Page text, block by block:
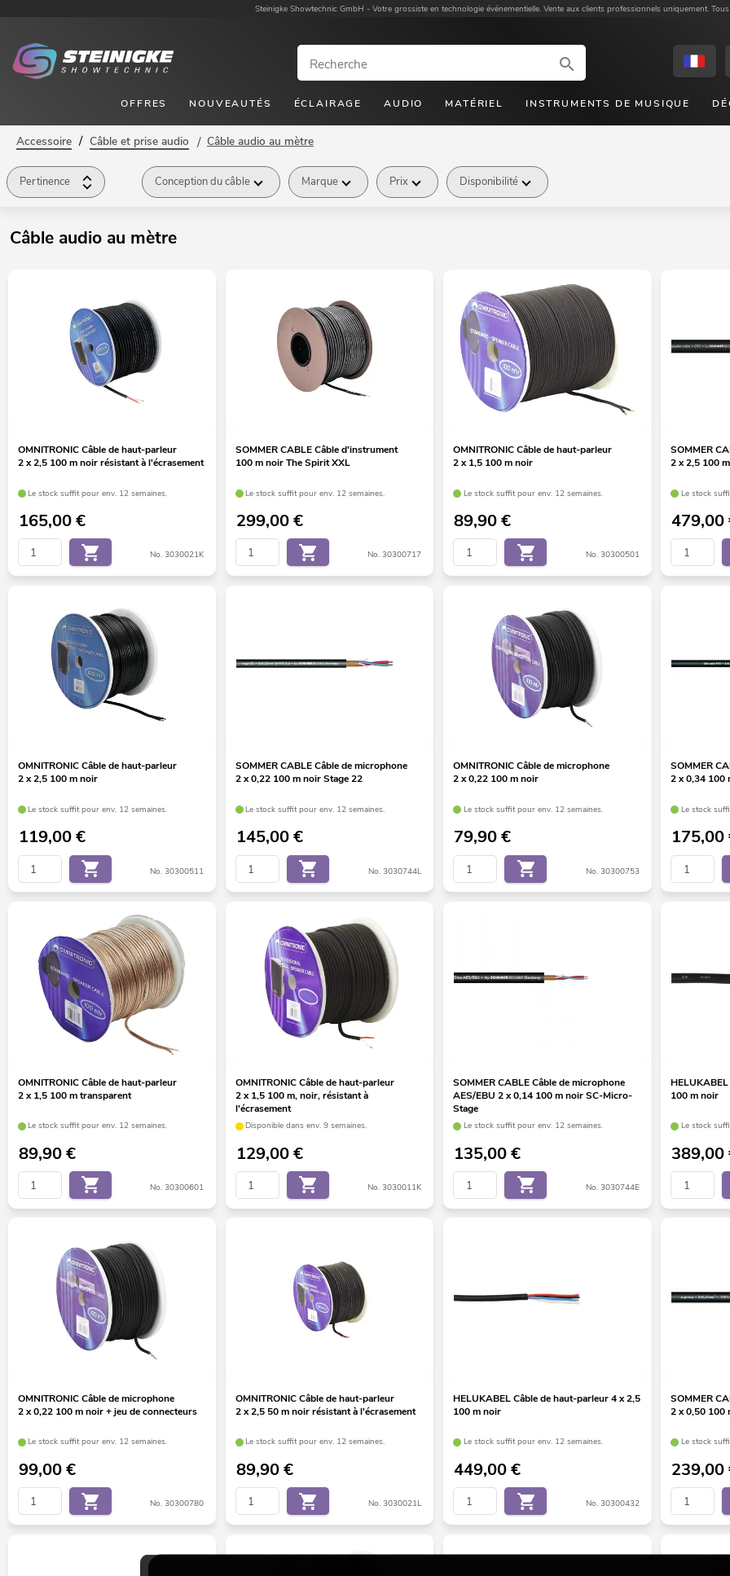
Steinigke Showtechnic GmbH - Votre grossiste en technologie événementielle. Vente aux clients professionnels uniquement.
OFFRES NOUVEAUTÉS ÉCLAIRAGE AUDIO MATÉRIEL INSTRUMENTS DE MUSIQUE
Accessoire / Câble et prise audio / Câble audio au mètre
Pertinence Conception du câble Marque Prix Disponibilité
Câble audio au mètre
OMNITRONIC Câble de haut-parleur
2 x 2,5 100 m noir résistant à l'écrasement
Le stock suffit pour env. 12 semaines.
165,00€
No. 3030021K
SOMMER CABLE Câble d'instrument
100 m noir The Spirit XXL
Le stock suffit pour env. 12 semaines.
299,00€
No. 30300717
OMNITRONIC Câble de haut-parleur
2 x 1,5 100 m noir
Le stock suffit pour env. 12 semaines.
89,90€
No. 30300501
SOMMER
2 x 2,5 100
Le stock
479,00
OMNITRONIC Câble de haut-parleur
2 x 2,5 100 m noir
Le stock suffit pour env. 12 semaines.
119,00€
No. 30300511
SOMMER CABLE Câble de microphone
2 x 0,22 100 m noir Stage 22
Le stock suffit pour env. 12 semaines.
145,00€
No. 3030744L
OMNITRONIC Câble de microphone
2 x 0,22 100 m noir
Le stock suffit pour env. 12 semaines.
79,90€
No. 30300753
SOMMER
2 x 0,34 100
Le stock
175,00
OMNITRONIC Câble de haut-parleur
2 x 1,5 100 m transparent
Le stock suffit pour env. 12 semaines.
89,90€
No. 30300601
OMNITRONIC Câble de haut-parleur
2 x 1,5 100 m, noir, résistant à
l'écrasement
Disponible dans env. 9 semaines.
129,00€
No. 3030011K
SOMMER CABLE Câble de microphone
AES/EBU 2 x 0,14 100 m noir SC-Micro-
Stage
Le stock suffit pour env. 12 semaines.
135,00€
No. 3030744E
100 m noir
Le stock
389,00
OMNITRONIC Câble de microphone
2 x 0,22 100 m noir + jeu de connecteurs
Le stock suffit pour env. 12 semaines.
99,00€
No. 30300780
OMNITRONIC Câble de haut-parleur
2 x 2,5 50 m noir résistant à l'écrasement
Le stock suffit pour env. 12 semaines.
89,90€
No. 3030021L
HELUKABEL Câble de haut-parleur 4 x 2,5
100 m noir
Le stock suffit pour env. 12 semaines.
449,00€
No. 30300432
SOMMER
2 x 0,50 100
Le stock
239,00